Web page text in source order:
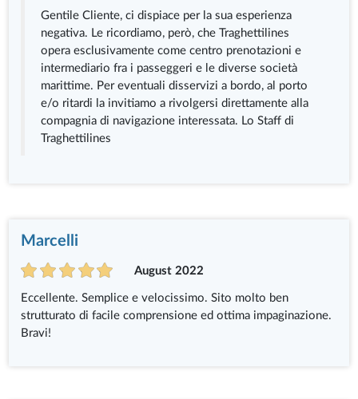
Gentile Cliente, ci dispiace per la sua esperienza
negativa. Le ricordiamo, però, che Traghettilines
opera esclusivamente come centro prenotazioni e
intermediario fra i passeggeri e le diverse società
marittime. Per eventuali disservizi a bordo, al porto
e/o ritardi la invitiamo a rivolgersi direttamente alla
compagnia di navigazione interessata. Lo Staff di
Traghettilines
Marcelli
August 2022
Eccellente. Semplice e velocissimo. Sito molto ben
strutturato di facile comprensione ed ottima impaginazione.
Bravi!